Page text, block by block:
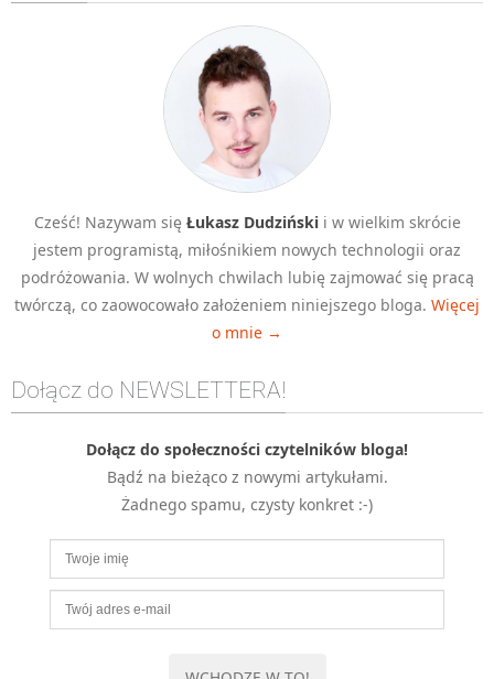
Cześć! Nazywam się Łukasz Dudzińskii w wielkim skrócie
jestem programistą, miłośnikiem nowych technologii oraz
podróżowania. W wolnych chwilach lubię zajmować się pracą
twórczą, co zaowocowało założeniem niniejszego bloga. Więcej
o mnie →
Dołącz do NEWSLETTERA!
Dołącz do społeczności czytelników bloga!
Bądź na bieżąco z nowymi artykułami.
Żadnego spamu, czysty konkret :-)